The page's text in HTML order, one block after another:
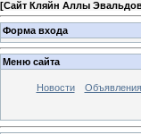
[Сайт Кляйн Аллы
Форма входа
Меню сайта
Новости